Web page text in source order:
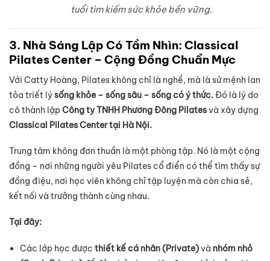
tuổi tìm kiếm sức khỏe bền vững.
3. Nhà Sáng Lập Có Tầm Nhìn: Classical
Pilates Center – Cộng Đồng Chuẩn Mực
Với Catty Hoàng, Pilates không chỉ là nghề, mà là sứ mệnh lan
tỏa triết lýsống khỏe – sống sâu – sống có ý thức.Đó là lý do
cô thành lậpCông ty TNHH Phương Đông Pilatesvà xây dựng
Classical Pilates Center tại Hà Nội.
Trung tâm không đơn thuần là một phòng tập. Nó là một cộng
đồng – nơi những người yêu Pilates cổ điển có thể tìm thấy sự
đồng điệu, nơi học viên không chỉ tập luyện mà còn chia sẻ,
kết nối và trưởng thành cùng nhau.
Tại đây:
Các lớp học đượcthiết kế cá nhân (Private)và nhóm nhỏ